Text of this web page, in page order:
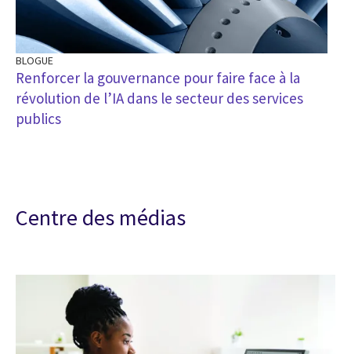
BLOGUE
Renforcer la gouvernance pour faire face à la
révolution de l’IA dans le secteur des services
publics
Centre des médias